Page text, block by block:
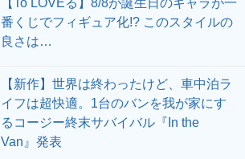
【To LOVEる】8/8が誕生日のキャラが一
番くじでフィギュア化!? このスタイルの
良さは…
【新作】世界は終わったけど、車中泊ラ
イフは超快適。1台のバンを我が家にす
るコージー終末サバイバル『In the
Van』発表